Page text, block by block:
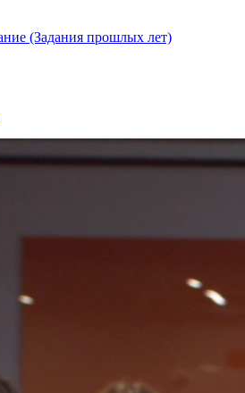
(Задания прошлых лет)